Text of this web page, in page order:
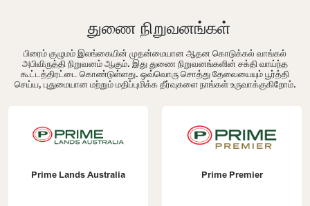
துணை நிறுவனங்கள்
பிரைம் குழுமம் இலங்கையின் முதன்மையான ஆதன கொடுக்கல் வாங்கல்
அபிவிருத்தி நிறுவனம் ஆகும். இது துணை நிறுவனங்களின் சக்தி வாய்ந்த
கூட்டத்திரட்டை கொண்டுள்ளது. ஒவ்வொரு சொத்து தேவையையும் பூர்த்தி
செய்ய, புதுமையான மற்றும் மதிப்புமிக்க தீர்வுகளை நாங்கள் உருவாக்குகிறோம்.
Prime Lands Australia Prime Premier